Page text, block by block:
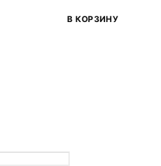
В КОРЗИНУ